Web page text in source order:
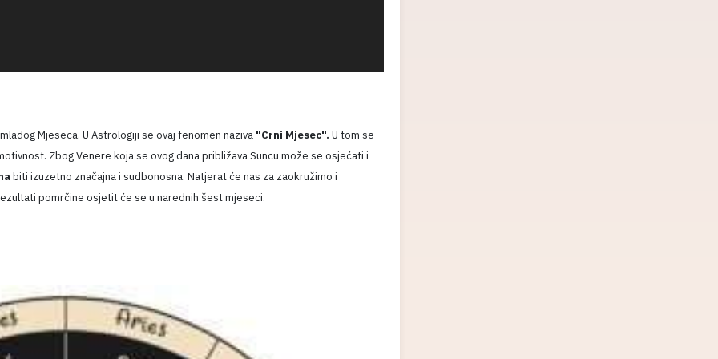
Mjeseca. U Astrologiji se ovaj fenomen naziva "Crni Mjesec". U tom se
Zbog Venere koja se ovog dana približava Suncu može se osjećati i
biti izuzetno značajna i sudbonosna. Natjerat će nas za zaokružimo i
pomrčine osjetit će se u narednih šest mjeseci.